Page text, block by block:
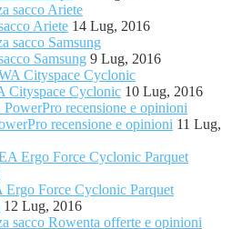
Ariete 14 Lug, 2016
Samsung 9 Lug, 2016
Cityspace Cyclonic 10 Lug, 2016
recensione e opinioni 11 Lug,
Force Cyclonic Parquet
12 Lug, 2016